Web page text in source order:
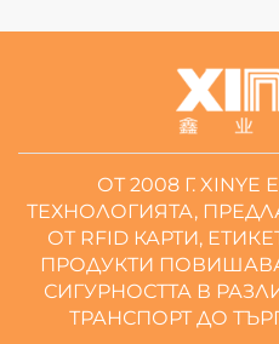
ОТ 2008 Г.
ТЕХНОЛОГИЯТА,
ОТ RFID КАРТИ,
ПРОДУКТИ
СИГУРНОСТТА В
ТРАНСПОРТ ДО